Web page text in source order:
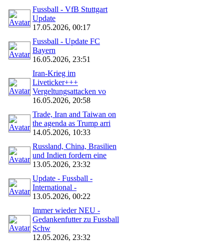
Fussball - VfB Stuttgart
Update
17.05.2026, 00:17
Fussball - Update FC
Bayern
16.05.2026, 23:51
Iran-Krieg im
Liveticker+++
Vergeltungsattacken vo
16.05.2026, 20:58
Trade, Iran and Taiwan on
the agenda as Trump arri
14.05.2026, 10:33
Russland, China, Brasilien
und Indien fordern eine
13.05.2026, 23:32
Update - Fussball -
International -
13.05.2026, 00:22
Immer wieder NEU -
Gedankenfutter zu Fussball
Schw
12.05.2026, 23:32